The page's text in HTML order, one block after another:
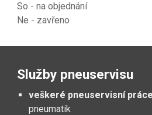
So - na objednání
Ne - zavřeno
Služby pneuservisu
veškeré pneuservisní práce
pneumatik